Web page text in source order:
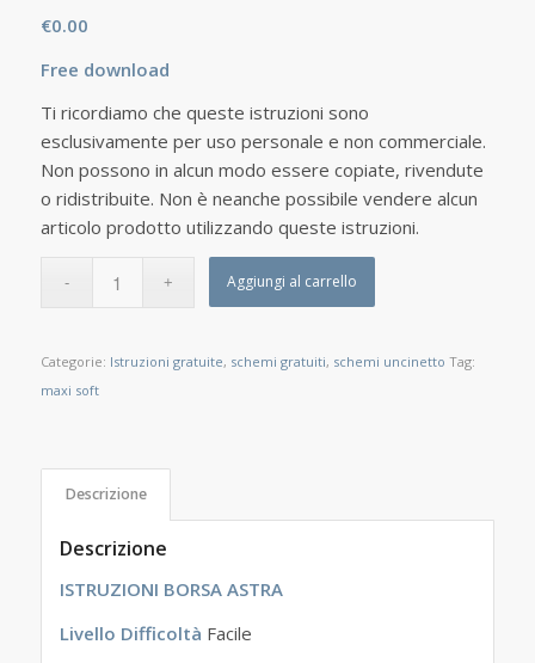
€0.00
Free download
Ti ricordiamo che queste istruzioni sono
esclusivamente per uso personale e non commerciale.
Non possono in alcun modo essere copiate, rivendute
o ridistribuite. Non è neanche possibile vendere alcun
articolo prodotto utilizzando queste istruzioni.
Aggiungi al carrello
Categorie: Istruzioni gratuite, schemi gratuiti, schemi uncinetto Tag:
maxi soft
Descrizione
Descrizione
ISTRUZIONI BORSA ASTRA
Livello Difficoltà Facile